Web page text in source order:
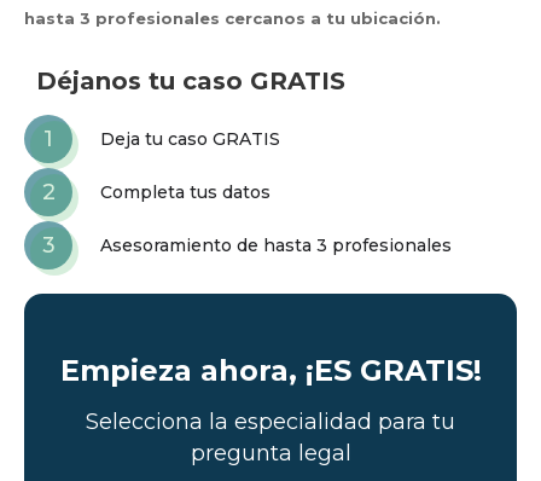
hasta 3 profesionales cercanos a tu ubicación.
Déjanos tu caso GRATIS
1 Deja tu caso GRATIS
2 Completa tus datos
3 Asesoramiento de hasta 3 profesionales
Empieza ahora, ¡ES GRATIS!
Selecciona la especialidad para tu
pregunta legal